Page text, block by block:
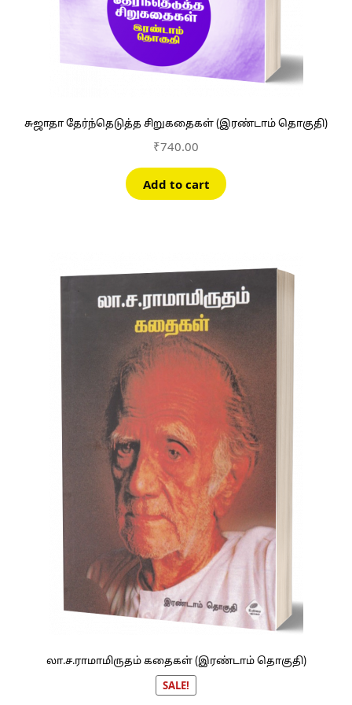
சுஜாதா தேர்ந்தெடுத்த சிறுகதைகள் (இரண்டாம் தொகுதி)
₹740.00
Add to cart
லா.ச.ராமாமிருதம் கதைகள் (இரண்டாம் தொகுதி)
SALE!